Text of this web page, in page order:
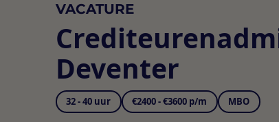
VACATURE
Deventer
32 - 40 uur €2400 - €3600 p/m MBO